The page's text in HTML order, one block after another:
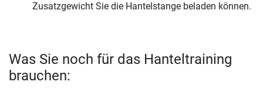
Zusatzgewicht Sie die Hantelstange beladen können.
Was Sie noch für das Hanteltraining
brauchen: